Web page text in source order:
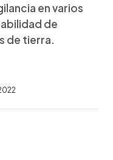
en varios
de
de tierra.